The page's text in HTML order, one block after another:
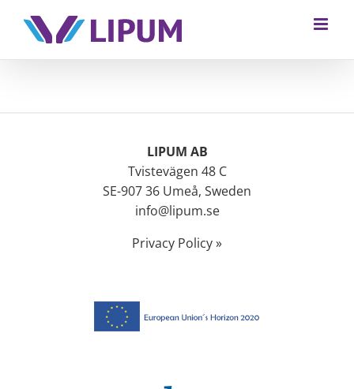
LIPUM AB
Tvistevägen 48 C
SE-907 36 Umeå, Sweden
info@lipum.se
Privacy Policy »